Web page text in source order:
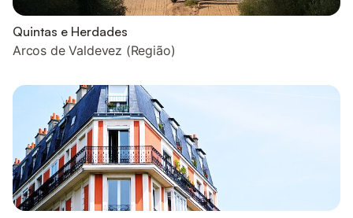
Quintas e Herdades
Arcos de Valdevez (Região)